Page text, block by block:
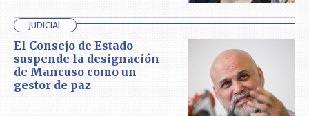
JUDICIAL
El Consejo de Estado
suspende la designación
de Mancuso como un
gestor de paz